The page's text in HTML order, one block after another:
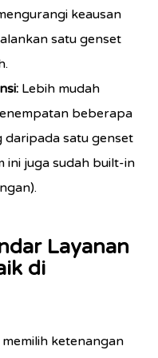
keausan
satu genset
Lebih mudah
beberapa
satu genset
ini juga sudah built-in
Layanan
di
ketenangan